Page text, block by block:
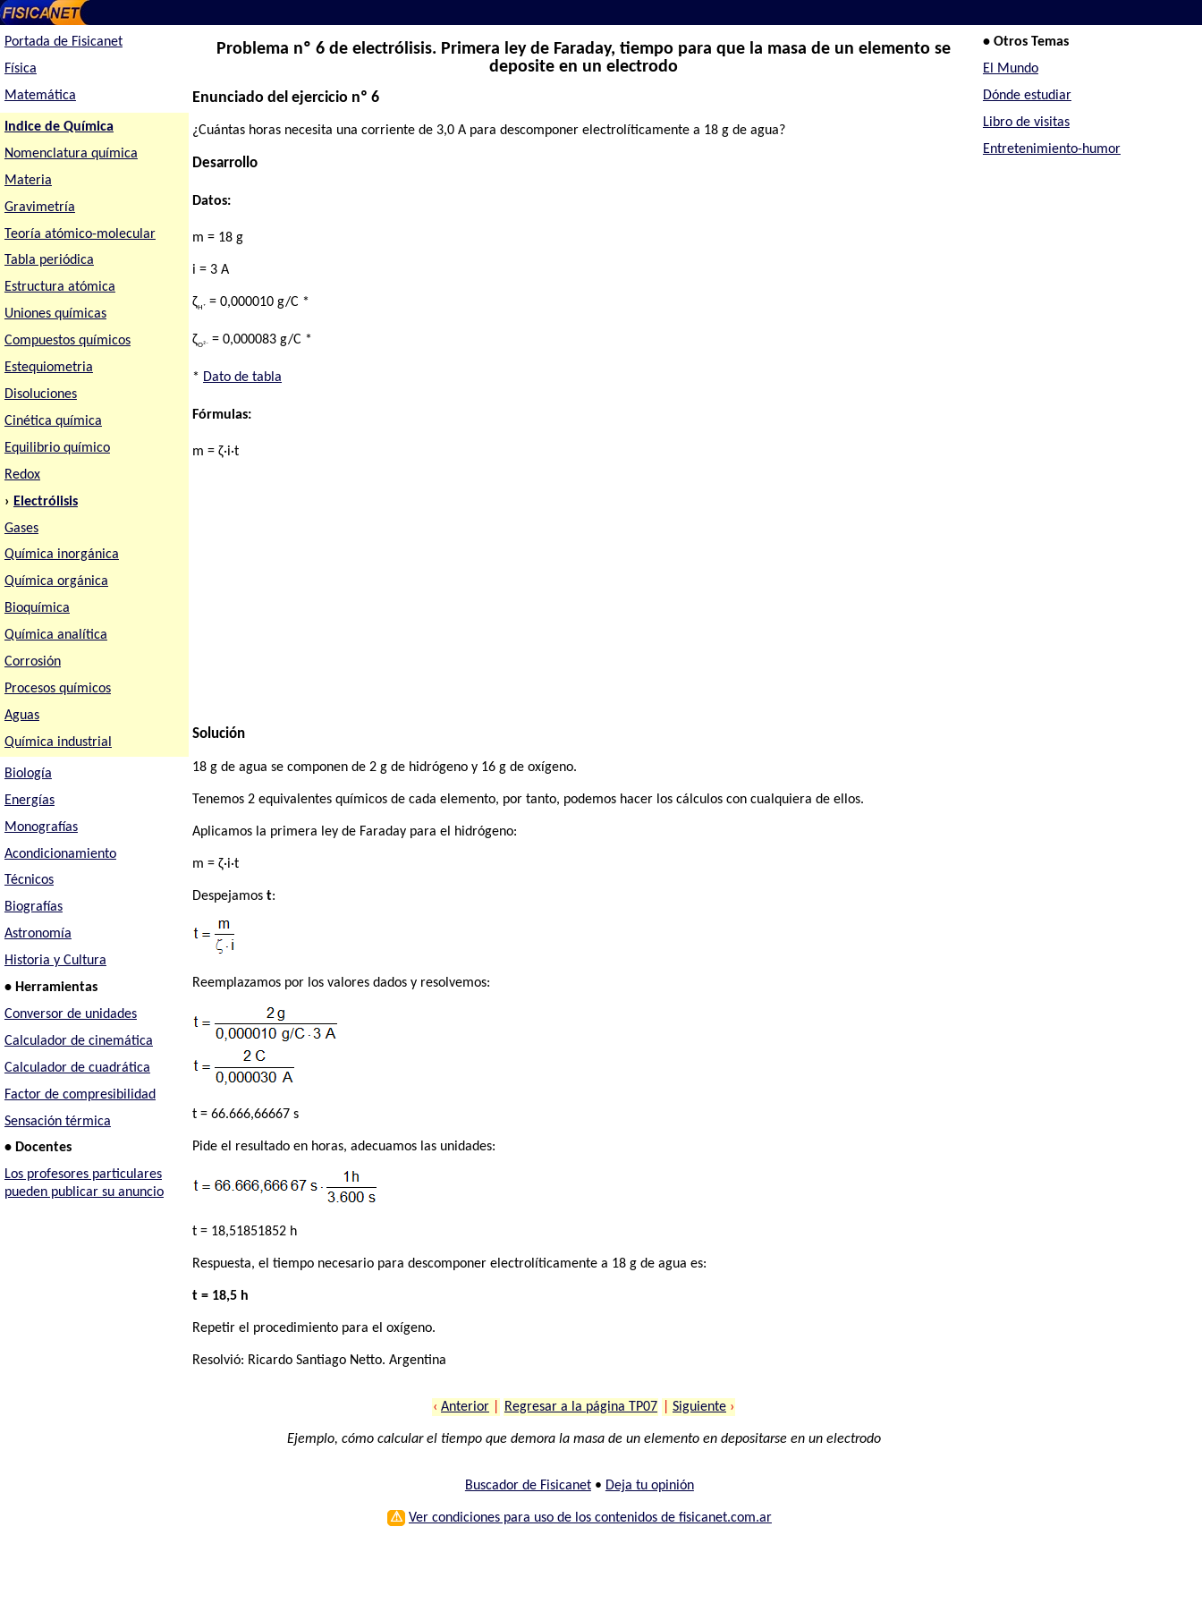
Portada de Fisicanet
Física
Matemática
Indice de Química
Nomenclatura química
Materia
Gravimetría
Teoría atómico-molecular
Tabla periódica
Estructura atómica
Uniones químicas
Compuestos químicos
Estequiometria
Disoluciones
Cinética química
Equilibrio químico
Redox
› Electrólisis
Gases
Química inorgánica
Química orgánica
Bioquímica
Química analítica
Corrosión
Procesos químicos
Aguas
Química industrial
Biología
Energías
Monografías
Acondicionamiento
Técnicos
Biografías
Astronomía
Historia y Cultura
• Herramientas
Conversor de unidades
Calculador de cinemática
Calculador de cuadrática
Factor de compresibilidad
Sensación térmica
• Docentes
Los profesores particulares
pueden publicar su anuncio
Problema nº 6 de electrólisis. Primera ley de Faraday, tiempo para que la masa de un elemento se
deposite en un electrodo
Enunciado del ejercicio nº 6
¿Cuántas horas necesita una corriente de 3,0 A para descomponer electrolíticamente a 18 g de agua?
Desarrollo
Datos:
m = 18 g
i = 3 A
ζH⁺ = 0,000010 g/C *
ζO²⁻ = 0,000083 g/C *
* Dato de tabla
Fórmulas:
m = ζ·i·t
Solución
18 g de agua se componen de 2 g de hidrógeno y 16 g de oxígeno.
Tenemos 2 equivalentes químicos de cada elemento, por tanto, podemos hacer los cálculos con cualquiera de ellos.
Aplicamos la primera ley de Faraday para el hidrógeno:
m = ζ·i·t
Despejamost:
Reemplazamos por los valores dados y resolvemos:
t = 66.666,66667 s
Pide el resultado en horas, adecuamos las unidades:
t = 18,51851852 h
Respuesta, el tiempo necesario para descomponer electrolíticamente a 18 g de agua es:
t = 18,5 h
Repetir el procedimiento para el oxígeno.
Resolvió: Ricardo Santiago Netto. Argentina
‹ Anterior Regresar a la página TP07 Siguiente ›
Ejemplo, cómo calcular el tiempo que demora la masa de un elemento en depositarse en un electrodo
Buscador de Fisicanet• Deja tu opinión
⚠ Ver condiciones para uso de los contenidos de fisicanet.com.ar
• Otros Temas
El Mundo
Dónde estudiar
Libro de visitas
Entretenimiento-humor